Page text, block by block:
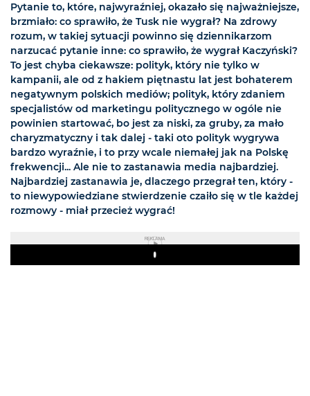
Pytanie to, które, najwyraźniej, okazało się najważniejsze,
brzmiało: co sprawiło, że Tusk nie wygrał? Na zdrowy
rozum, w takiej sytuacji powinno się dziennikarzom
narzucać pytanie inne: co sprawiło, że wygrał Kaczyński?
To jest chyba ciekawsze: polityk, który nie tylko w
kampanii, ale od z hakiem piętnastu lat jest bohaterem
negatywnym polskich mediów; polityk, który zdaniem
specjalistów od marketingu politycznego w ogóle nie
powinien startować, bo jest za niski, za gruby, za mało
charyzmatyczny i tak dalej - taki oto polityk wygrywa
bardzo wyraźnie, i to przy wcale niemałej jak na Polskę
frekwencji... Ale nie to zastanawia media najbardziej.
Najbardziej zastanawia je, dlaczego przegrał ten, który -
to niewypowiedziane stwierdzenie czaiło się w tle każdej
rozmowy - miał przecież wygrać!
REKLAMA
Play